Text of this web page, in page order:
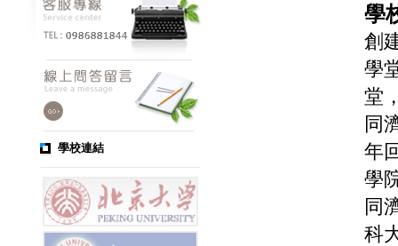
學校連結
學
創
學
堂
同
年
學
同
科